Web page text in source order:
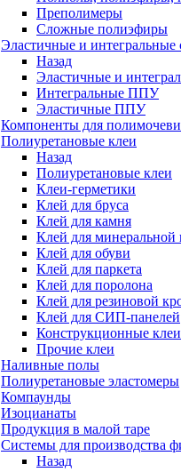
Преполимеры
Сложные полиэфиры
Эластичные и интегральные
Назад
Эластичные и
Интегральные ППУ
Эластичные ППУ
Компоненты для
Полиуретановые клеи
Назад
Полиуретановые клеи
Клеи-герметики
Клей для бруса
Клей для камня
Клей для минеральной
Клей для обуви
Клей для паркета
Клей для поролона
Клей для резиновой
Клей для СИП-панелей
Конструкционные клеи
Прочие клеи
Наливные полы
Полиуретановые эластомеры
Компаунды
Изоцианаты
Продукция в малой таре
Системы для производства
Назад